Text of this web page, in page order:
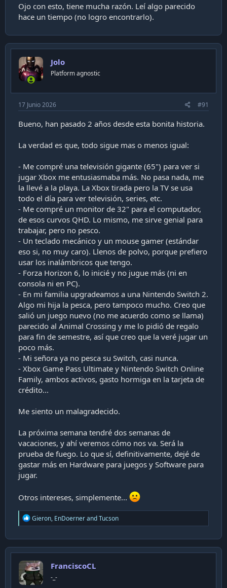
pudiese jugar").
Hardware para jugar algo, en el escenario por si
acaso".
A mi primera morada de "adulto joven pololeando"
llegó la misma Xbox 360 de antaño (repuesta eso si
porque me robaron la original). Fue por ahi por 2012.
Y al año siguiente me casé, tuve una hija, y la Xbox
seguía tirada. Y decidí venderla un par de años
después...
...y esa habría sido el fin de la historia para cualquier
nomas llego, es momento de madurar - los juegos
son para los niños, además TU no juegas, nunca
has jugado de adulto, simplemente te cuesta
soltar el elástico".
Pero no, seguí con lo mismo. Siempre tuve, por los
siguientes años, un notebook razonablemente
'potente', "por si acaso", incluso aunque nunca jugue
nada relevante. En otras palabras, siempre un
"notebook con tarjeta dedicada, aunque esta
descansara, y sufriera con la duración de la batería".
Igual, por ahí por 2017-2018 apareció el Quake
Champions, y lo instalé y reviví ciertas etapas de
gloria... offline porque no se puede jugar en linea.
También aparecieron los Forza Horizon, etc.
Toda esta tendencia siguó, incluso entrando la
pandemia, cuando mi hija pequeña ya tenía 5 o 6
años.
Y ahí todo volvió a la vida, cuando a oidos (o ojos de
ella) por alguna razón llegó la frase a sus oidos
de cumpleaños para cuando cumplió 7. Y esta casa se
Ahí estaba, el gamer frustrado, mientras su hija y
ahora su propia señora jugaban Animal Crossing para
aquí y para allá.
Ojo con esto, tiene mucha razón. Leí algo parecido
hace un tiempo (no logro encontrarlo).
Jolo
Platform agnostic
17 Junio 2026 #91
Bueno, han pasado 2 años desde esta bonita historia.
La verdad es que, todo sigue mas o menos igual:
- Me compré una televisión gigante (65") para ver si
jugar Xbox me entusiasmaba más. No pasa nada, me
la llevé a la playa. La Xbox tirada pero la TV se usa
todo el día para ver televisión, series, etc.
- Me compré un monitor de 32" para el computador,
de esos curvos QHD. Lo mismo, me sirve genial para
trabajar, pero no pesco.
- Un teclado mecánico y un mouse gamer (estándar
eso si, no muy caro). Llenos de polvo, porque prefiero
usar los inalámbricos que tengo.
- Forza Horizon 6, lo inicié y no jugue más (ni en
consola ni en PC).
- En mi familia upgradeamos a una Nintendo Switch 2.
Algo mi hija la pesca, pero tampoco mucho. Creo que
salió un juego nuevo (no me acuerdo como se llama)
parecido al Animal Crossing y me lo pidió de regalo
para fin de semestre, así que creo que la veré jugar un
poco más.
- Mi señora ya no pesca su Switch, casi nunca.
- Xbox Game Pass Ultimate y Nintendo Switch Online
Family, ambos activos, gasto hormiga en la tarjeta de
crédito...
Me siento un malagradecido.
La próxima semana tendré dos semanas de
vacaciones, y ahí veremos cómo nos va. Será la
prueba de fuego. Lo que sí, definitivamente, dejé de
gastar más en Hardware para juegos y Software para
jugar.
Otros intereses, simplemente...
R
e
c
t
o
n
s
Gieron, EnDoernerandTucson
FranciscoCL
-_-